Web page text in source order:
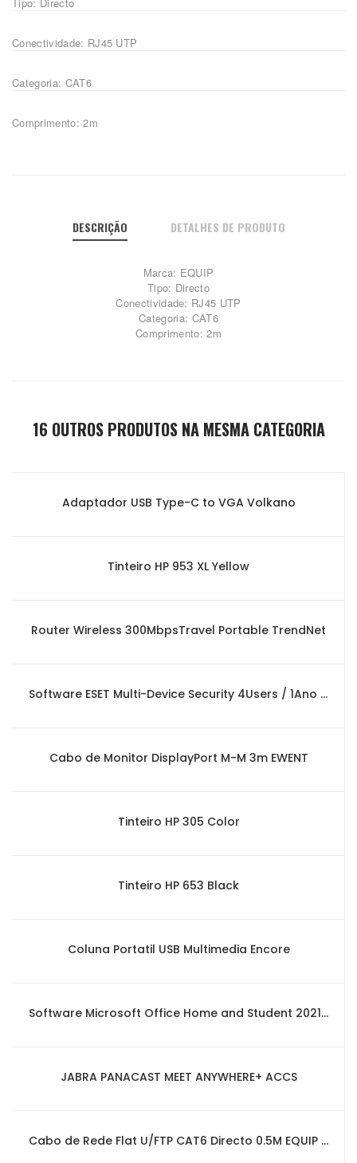
Conectividade: RJ45 UTP
Categoria: CAT6
Comprimento: 2m
DESCRIÇÃO DETALHES DE PRODUTO
Marca: EQUIP
Tipo: Directo
Conectividade: RJ45 UTP
Categoria: CAT6
Comprimento: 2m
16 OUTROS PRODUTOS NA MESMA CATEGORIA
Adaptador USB Type-C to VGA Volkano
Tinteiro HP 953 XL Yellow
Router Wireless 300MbpsTravel Portable TrendNet
Software ESET Multi-Device Security 4Users / 1Ano (Box Version)
Cabo de Monitor DisplayPort M-M 3m EWENT
Tinteiro HP 305 Color
Tinteiro HP 653 Black
Coluna Portatil USB Multimedia Encore
Software Microsoft Office Home and Student 2021 - Medialess
JABRA PANACAST MEET ANYWHERE+ ACCS
Cabo de Rede Flat U/FTP CAT6 Directo 0.5M EQUIP (Vermelho)